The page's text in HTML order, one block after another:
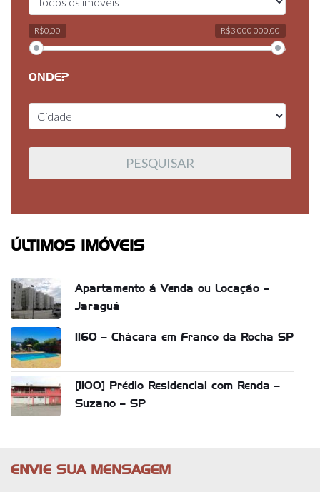
R$0,00 R$3 000 000,00
ONDE?
ÚLTIMOS IMÓVEIS
Apartamento á Venda ou Locação –
Jaraguá
1160 – Chácara em Franco da Rocha SP
[1100] Prédio Residencial com Renda –
Suzano – SP
ENVIE SUA MENSAGEM